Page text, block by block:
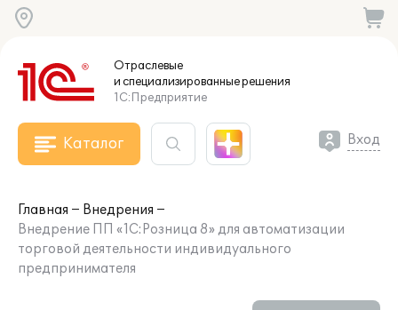
Отраслевые
и специализированныерешения
1С:Предприятие
Каталог Вход
Главная
Внедрения
Внедрение ПП «1С:Розница 8» для автоматизации
торговой деятельности индивидуального
предпринимателя